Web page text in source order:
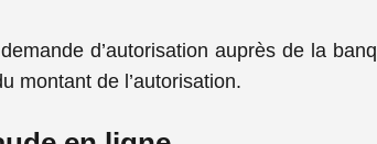
d’autorisation auprès de la
montant de l’autorisation.